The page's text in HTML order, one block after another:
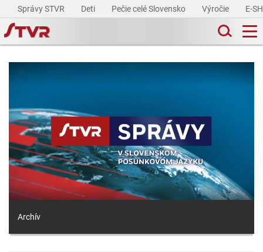
Správy STVR Deti Pečie celé Slovensko Výročie E-
Archív